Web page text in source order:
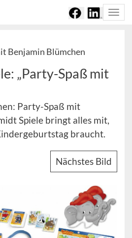
Benjamin Blümchen
„Party-Spaß mit
Party-Spaß mit
Spiele bringt alles mit,
braucht.
Nächstes Bild